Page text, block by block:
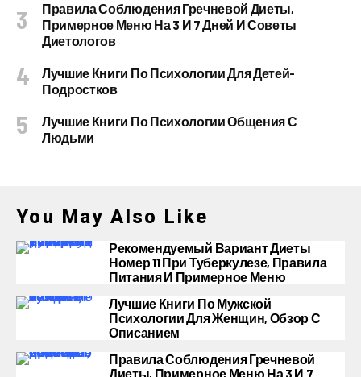
Правила Соблюдения Гречневой Диеты,
Примерное Меню На 3 И 7 Дней И Советы
Диетологов
Лучшие Книги По Психологии Для Детей-
Подростков
Лучшие Книги По Психологии Общения С
Людьми
You May Also Like
Рекомендуемый Вариант Диеты
Номер 11 При Туберкулезе, Правила
Питания И Примерное Меню
Лучшие Книги По Мужской
Психологии Для Женщин, Обзор С
Описанием
Правила Соблюдения Гречневой
Диеты, Примерное Меню На 3 И 7